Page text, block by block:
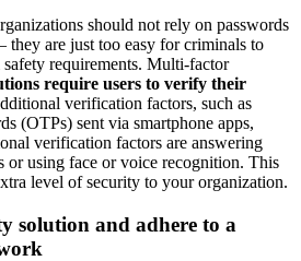
should not rely on passwords
they are just too easy for criminals to
requirements. Multi-factor
require users to verify their
verification factors, such as
(OTPs) sent via smartphone apps,
verification factors are answering
or using face or voice recognition. This
level of security to your organization.
solution and adhere to a